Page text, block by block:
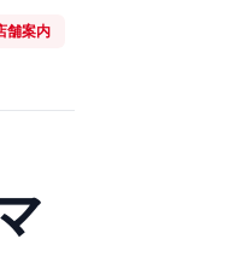
舗案内